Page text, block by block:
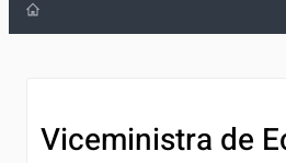
el
sitio
Viceministra de